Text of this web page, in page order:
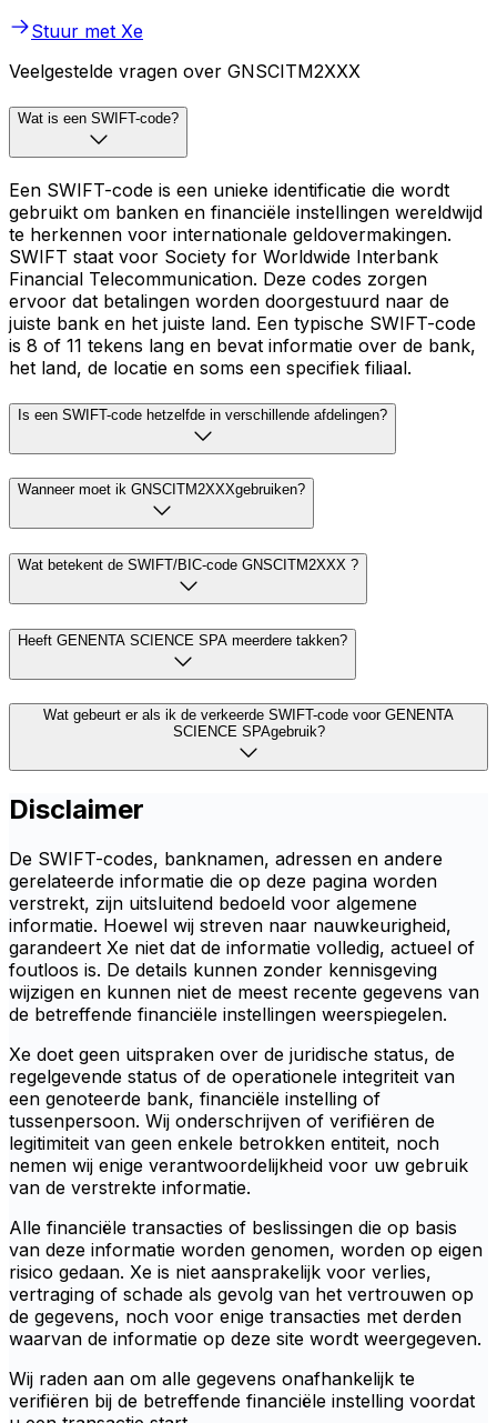
Stuur met Xe
Veelgestelde vragen over GNSCITM2XXX
Wat is een SWIFT-code?
Een SWIFT-code is een unieke identificatie die wordt
gebruikt om banken en financiële instellingen wereldwijd
te herkennen voor internationale geldovermakingen.
SWIFT staat voor Society for Worldwide Interbank
Financial Telecommunication. Deze codes zorgen
ervoor dat betalingen worden doorgestuurd naar de
juiste bank en het juiste land. Een typische SWIFT-code
is 8 of 11 tekens lang en bevat informatie over de bank,
het land, de locatie en soms een specifiek filiaal.
Is een SWIFT-code hetzelfde in verschillende afdelingen?
Wanneer moet ik GNSCITM2XXXgebruiken?
Wat betekent de SWIFT/BIC-code GNSCITM2XXX ?
Heeft GENENTA SCIENCE SPA meerdere takken?
Wat gebeurt er als ik de verkeerde SWIFT-code voor GENENTA
SCIENCE SPAgebruik?
Disclaimer
De SWIFT-codes, banknamen, adressen en andere
gerelateerde informatie die op deze pagina worden
verstrekt, zijn uitsluitend bedoeld voor algemene
informatie. Hoewel wij streven naar nauwkeurigheid,
garandeert Xe niet dat de informatie volledig, actueel of
foutloos is. De details kunnen zonder kennisgeving
wijzigen en kunnen niet de meest recente gegevens van
de betreffende financiële instellingen weerspiegelen.
Xe doet geen uitspraken over de juridische status, de
regelgevende status of de operationele integriteit van
een genoteerde bank, financiële instelling of
tussenpersoon. Wij onderschrijven of verifiëren de
legitimiteit van geen enkele betrokken entiteit, noch
nemen wij enige verantwoordelijkheid voor uw gebruik
van de verstrekte informatie.
Alle financiële transacties of beslissingen die op basis
van deze informatie worden genomen, worden op eigen
risico gedaan. Xe is niet aansprakelijk voor verlies,
vertraging of schade als gevolg van het vertrouwen op
de gegevens, noch voor enige transacties met derden
waarvan de informatie op deze site wordt weergegeven.
Wij raden aan om alle gegevens onafhankelijk te
verifiëren bij de betreffende financiële instelling voordat